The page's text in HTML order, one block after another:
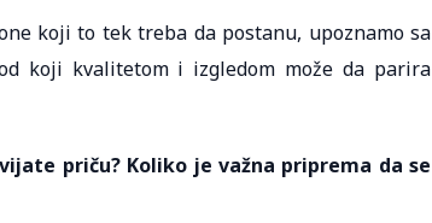
koji to tek treba da postanu, upoznamo sa
koji kvalitetom i izgledom može da parira
priču? Koliko je važna priprema da se